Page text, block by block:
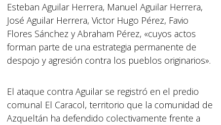
Esteban Aguilar Herrera, Manuel Aguilar Herrera,
José Aguilar Herrera, Victor Hugo Pérez, Favio
Flores Sánchez y Abraham Pérez, «cuyos actos
forman parte de una estrategia permanente de
despojo y agresión contra los pueblos originarios».
El ataque contra Aguilar se registró en el predio
comunal El Caracol, territorio que la comunidad de
Azqueltán ha defendido colectivamente frente a